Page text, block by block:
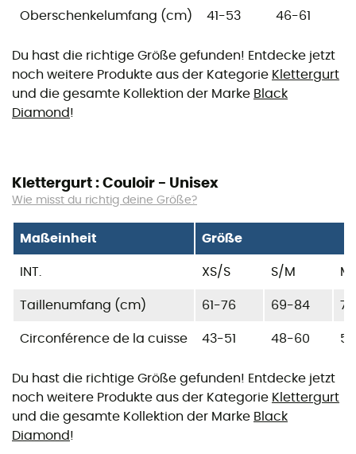
Oberschenkelumfang (cm) 41-53 46-61
Du hast die richtige Größe gefunden! Entdecke jetzt
noch weitere Produkte aus der Kategorie Klettergurt
und die gesamte Kollektion der Marke Black
Diamond!
Klettergurt : Couloir - Unisex
Wie misst du richtig deine Größe?
Maßeinheit Größe
INT. XS/S S/M
Taillenumfang (cm) 61-76 69-84
Circonférence de la cuisse 43-51 48-60
Du hast die richtige Größe gefunden! Entdecke jetzt
noch weitere Produkte aus der Kategorie Klettergurt
und die gesamte Kollektion der Marke Black
Diamond!